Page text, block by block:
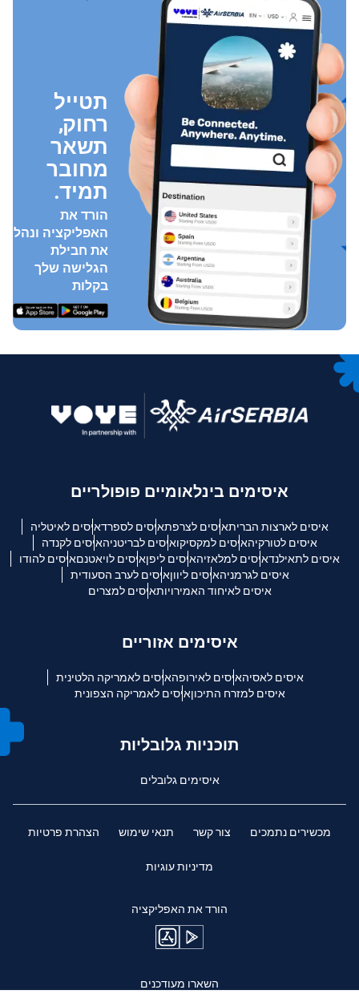
תטייל
רחוק,
תשאר
מחובר
תמיד.
הורד את
האפליקציה ונהל
את חבילת
הגלישה שלך
בקלות
איסימים בינלאומיים פופולריים
איסים לארצות הבריתאיסים לצרפתאיסים לספרדאיסים לאיטליה
איסים לטורקיהאיסים למקסיקואיסים לבריטניהאיסים לקנדה
איסים לתאילנדאיסים למלאזיהאיסים ליפןאיסים לויאטנםאיסים להודו
איסים לגרמניהאיסים ליווןאיסים לערב הסעודית
איסים לאיחוד האמירויותאיסים למצרים
איסימים אזוריים
איסים לאסיהאיסים לאירופהאיסים לאמריקה הלטינית
איסים למזרח התיכוןאיסים לאמריקה הצפונית
תוכניות גלובליות
איסימים גלובלים
מכשירים נתמכים צור קשר תנאי שימוש הצהרת פרטיות
מדיניות עוגיות
הורד את האפליקציה
השארו מעודכנים